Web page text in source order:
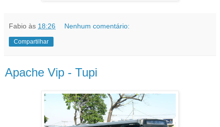
Fabio às 18:26 Nenhum comentário:
Compartilhar
Apache Vip - Tupi